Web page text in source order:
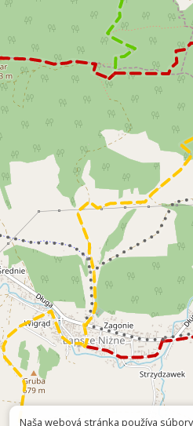
Naša webová stránka používa